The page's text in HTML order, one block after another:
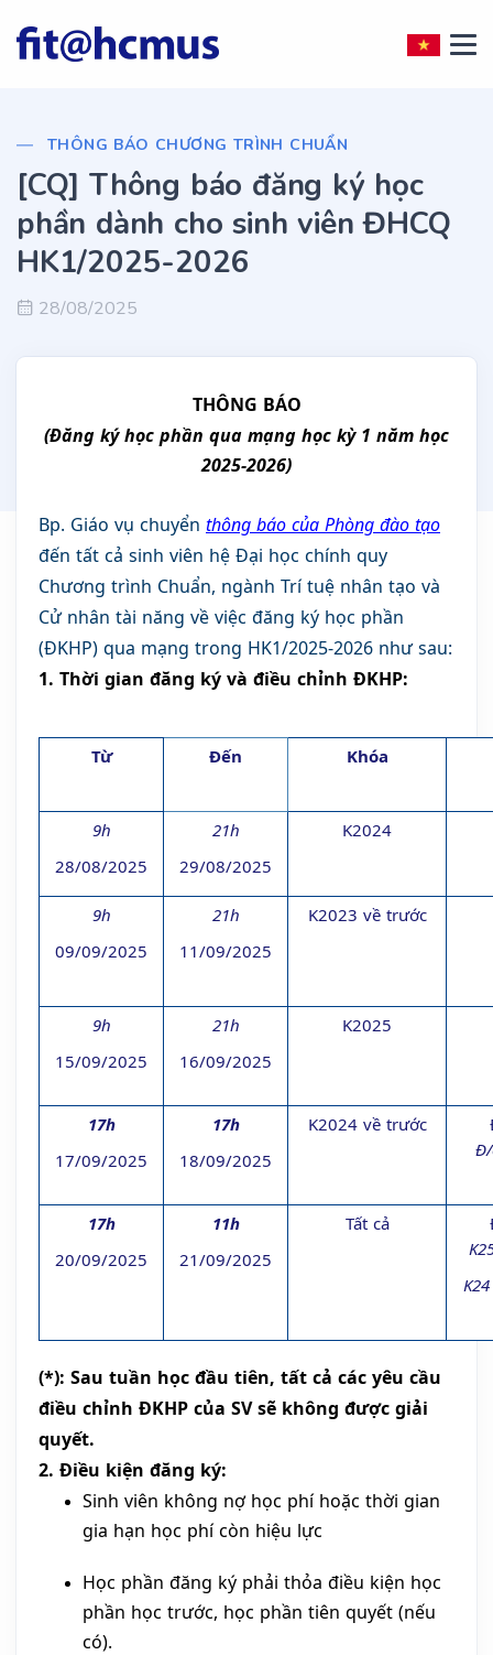
THÔNG BÁO CHƯƠNG TRÌNH CHUẨN
[CQ] Thông báo đăng ký học
phần dành cho sinh viên ĐHCQ
HK1/2025-2026
28/08/2025
THÔNG BÁO
(Đăng ký học phần qua mạng học kỳ​ 1 năm học
2025-2026)
Bp. Giáo vụ chuyển thông báo của Phòng đào tạo
đến tất cả sinh viên hệ Đại học chính quy
Chương trình Chuẩn, ngành Trí tuệ nhân tạo và
Cử nhân tài năng về việc đăng ký học phần
(ĐKHP) qua mạng trong HK​1/2025-2026 như sau:
1. Thời gian đăng ký và điều chỉnh ĐKHP:
Từ Đến Khóa
9h
28/08/2025
21h
29/08/2025
K2024
9h
09/09/2025
21h
11/09/2025
K2023 về trước
9h
15/09/2025
21h
16/09/2025
K2025
17h
17/09/2025
17h
18/09/2025
K2024 về trước
17h
20/09/2025
11h
21/09/2025
Tất cả
(*): Sau tuần học đầu tiên, tất cả các yêu cầu
điều chỉnh ĐKHP của SV sẽ không được giải
quyết.
2. Điều kiện đăng ký:
Sinh viên không nợ học phí hoặc thời gian
gia hạn học phí còn hiệu lực
Học phần đăng ký phải thỏa điều kiện học
phần học trước, học phần tiên quyết (nếu
có).